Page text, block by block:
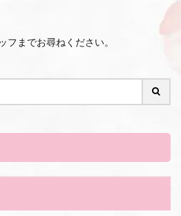
フまでお尋ねください。